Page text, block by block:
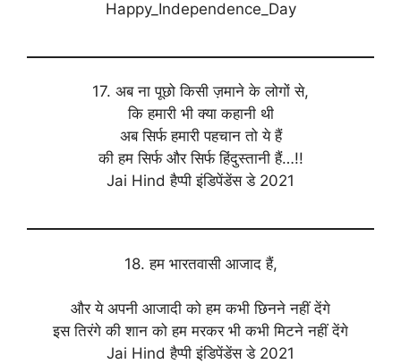
Happy_Independence_Day
17. अब ना पूछो किसी ज़माने के लोगों से,
कि हमारी भी क्या कहानी थी
अब सिर्फ हमारी पहचान तो ये हैं
की हम सिर्फ और सिर्फ हिंदुस्तानी हैं…!!
Jai Hind हैप्पी इंडिपेंडेंस डे 2021
18. हम भारतवासी आजाद हैं,
और ये अपनी आजादी को हम कभी छिनने नहीं देंगे
इस तिरंगे की शान को हम मरकर भी कभी मिटने नहीं देंगे
Jai Hind हैप्पी इंडिपेंडेंस डे 2021